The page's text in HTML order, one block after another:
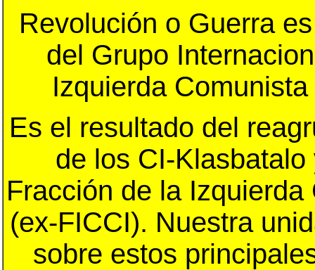
Revolución o Guerra
del Grupo
Izquierda
Es el resultado del
de los CI-Klasbatalo
Fracción de la Izquierda
(ex-FICCI). Nuestra
sobre estos